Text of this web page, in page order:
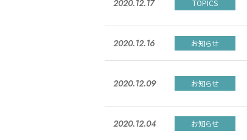
2020.12.17 TOPICS
2020.12.16 お知らせ
2020.12.09 お知らせ
2020.12.04 お知らせ